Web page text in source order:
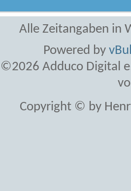
Alle Zeitangaben in
Powered by
Adduco Digital
Copyright © by